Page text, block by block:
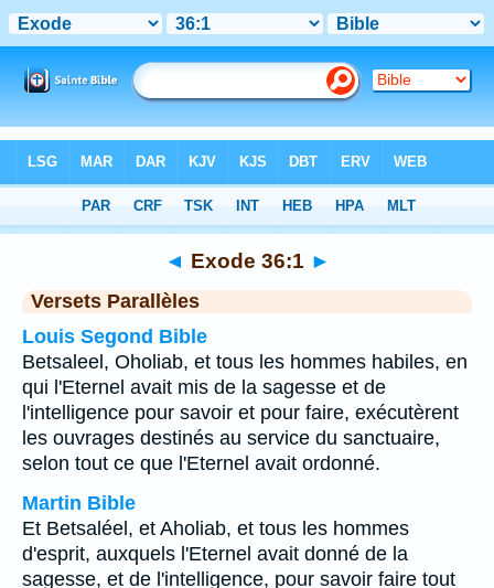
Chapitre 36> Verset 1
◄ Exode 36:1 ►
Versets Parallèles
Louis Segond Bible
Betsaleel, Oholiab, et tous les hommes habiles, en
qui l'Eternel avait mis de la sagesse et de
l'intelligence pour savoir et pour faire, exécutèrent
les ouvrages destinés au service du sanctuaire,
selon tout ce que l'Eternel avait ordonné.
Martin Bible
Et Betsaléel, et Aholiab, et tous les hommes
d'esprit, auxquels l'Eternel avait donné de la
sagesse, et de l'intelligence, pour savoir faire tout